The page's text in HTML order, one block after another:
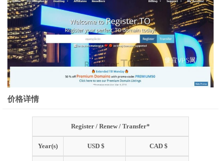
价格详情
Register / Renew / Transfer*
Year(s) USD $ CAD $